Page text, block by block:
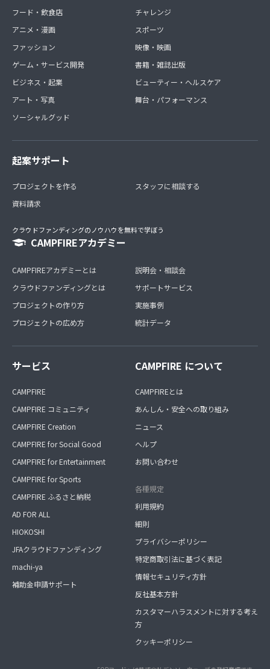
フード・飲食店
アニメ・漫画
ファッション
ゲーム・サービス開発
ビジネス・起業
アート・写真
ソーシャルグッド
チャレンジ
スポーツ
映像・映画
書籍・雑誌出版
ビューティー・ヘルスケア
舞台・パフォーマンス
起案サポート
プロジェクトを作る
資料請求
スタッフに相談する
クラウドファンディングのノウハウを無料で学ぼう
CAMPFIREアカデミー
CAMPFIREアカデミーとは
クラウドファンディングとは
プロジェクトの作り方
プロジェクトの広め方
説明会・相談会
サポートサービス
実施事例
統計データ
サービス
CAMPFIRE
CAMPFIRE コミュニティ
CAMPFIRE Creation
CAMPFIRE for Social Good
CAMPFIRE for Entertainment
CAMPFIRE for Sports
CAMPFIRE ふるさと納税
AD FOR ALL
HIOKOSHI
JFAクラウドファンディング
machi-ya
補助金申請サポート
CAMPFIRE について
CAMPFIREとは
あんしん・安全への取り組み
ニュース
ヘルプ
お問い合わせ
各種規定
利用規約
細則
プライバシーポリシー
特定商取引法に基づく表記
情報セキュリティ方針
反社基本方針
カスタマーハラスメントに対する考え
方
クッキーポリシー